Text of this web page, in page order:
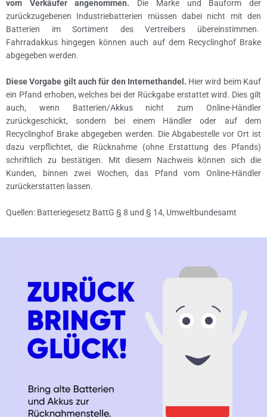
vom Verkäufer angenommen. Die Marke und Bauform der
zurückzugebenen Industriebatterien müssen dabei nicht mit den
Batterien im Sortiment des Vertreibers übereinstimmen.
Fahrradakkus hingegen können auch auf dem Recyclinghof Brake
abgegeben werden.
Diese Vorgabe gilt auch für den Internethandel. Hier wird beim Kauf
ein Pfand erhoben, welches bei der Rückgabe erstattet wird. Dies gilt
auch, wenn Batterien/Akkus nicht zum Online-Händler
zurückgeschickt, sondern bei einem Händler oder auf dem
Recyclinghof Brake abgegeben werden. Die Abgabestelle vor Ort ist
dazu verpflichtet, die Rücknahme (ohne Erstattung des Pfands)
schriftlich zu bestätigen. Mit diesem Nachweis können sich die
Kunden, binnen zwei Wochen, das Pfand vom Online-Händler
zurückerstatten lassen.
Quellen: Batteriegesetz BattG § 8 und § 14, Umweltbundesamt